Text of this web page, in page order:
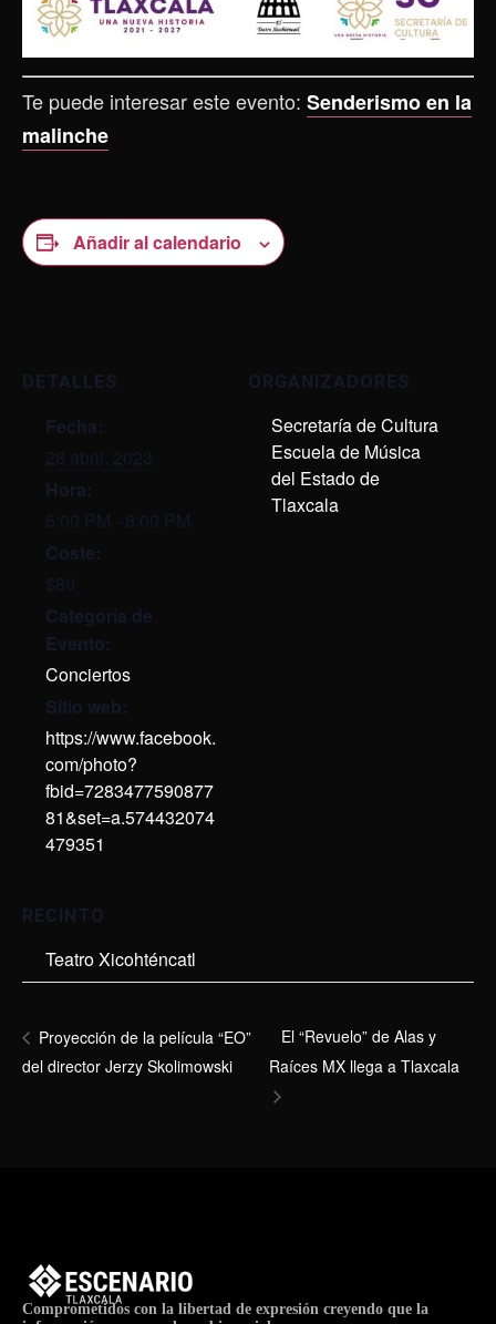
Te puede interesar este evento: Senderismo en la
malinche
Añadir al calendario
DETALLES
Fecha:
28 abril, 2023
Hora:
5:00 PM - 8:00 PM
Coste:
$80
Categoría de
Evento:
Conciertos
Sitio web:
https://www.facebook.
com/photo?
fbid=7283477590877
81&set=a.574432074
479351
RECINTO
Teatro Xicohténcatl
ORGANIZADORES
Secretaría de Cultura
Escuela de Música
del Estado de
Tlaxcala
Proyección de la película “EO”
del director Jerzy Skolimowski
El “Revuelo” de Alas y
Raíces MX llega a Tlaxcala
Comprometidos con la libertad de expresión creyendo que la